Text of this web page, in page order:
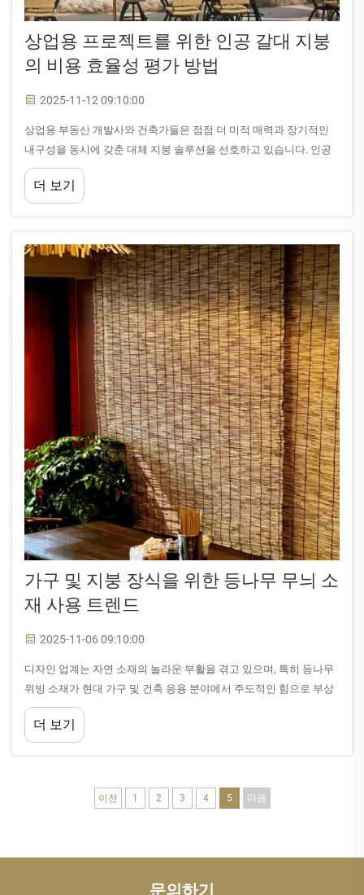
상업용 프로젝트를 위한 인공 갈대 지붕
의 비용 효율성 평가 방법
2025-11-12 09:10:00
상업용 부동산 개발사와 건축가들은 점점 더 미적 매력과 장기적인
내구성을 동시에 갖춘 대체 지붕 솔루션을 선호하고 있습니다. 인공
식물지붕은 열대 리조트, 엔터테인먼트 시설 등 특정 분위기를 연출
해야 하는 상업 공간에 매력적인 옵션으로 자리 잡고 있습니다.
더 보기
가구 및 지붕 장식을 위한 등나무 무늬 소
재 사용 트렌드
2025-11-06 09:10:00
디자인 업계는 자연 소재의 놀라운 부활을 겪고 있으며, 특히 등나무
위빙 소재가 현대 가구 및 건축 응용 분야에서 주도적인 힘으로 부상
하고 있습니다. 이 같은 부활은 단순한 미적 선호를 넘어서는 의미를
지닙니다.
더 보기
이전 1 2 3 4 5 다음
문의하기